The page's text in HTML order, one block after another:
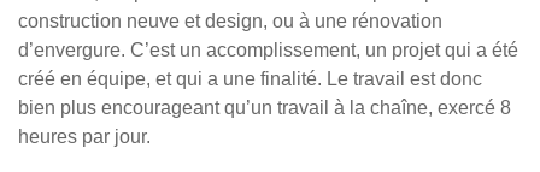
construction neuve et design, ou à une rénovation
d’envergure. C’est un accomplissement, un projet qui a été
créé en équipe, et qui a une finalité. Le travail est donc
bien plus encourageant qu’un travail à la chaîne, exercé 8
heures par jour.